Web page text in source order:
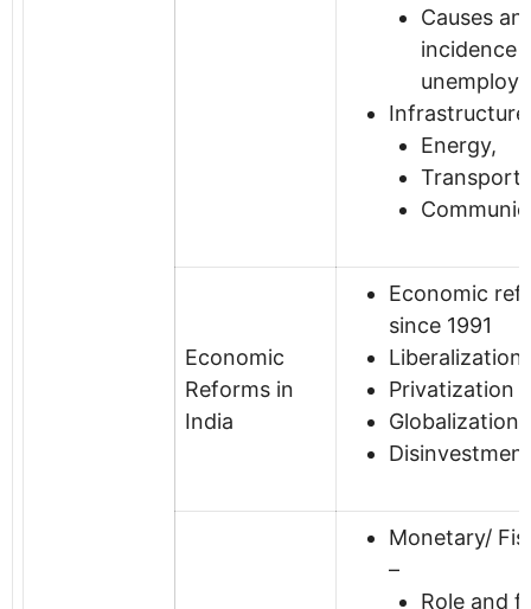
Causes
incidence
Infrastructure
Energy,
Economic
Reforms in
India
Economic
since 1991
Liberalization
Privatization
Globalization
Disinvestment
Monetary/
–
Role and